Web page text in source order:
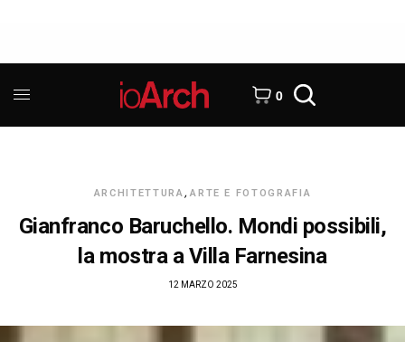
0
ARCHITETTURA, ARTE E FOTOGRAFIA
Gianfranco Baruchello. Mondi possibili,
la mostra a Villa Farnesina
12 MARZO 2025